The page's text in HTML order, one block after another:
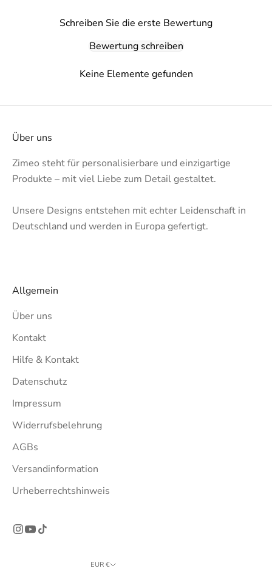
Schreiben Sie die erste Bewertung
Bewertung schreiben
Keine Elemente gefunden
Über uns
Zimeo steht für personalisierbare und einzigartige
Produkte – mit viel Liebe zum Detail gestaltet.
Unsere Designs entstehen mit echter Leidenschaft in
Deutschland und werden in Europa gefertigt.
Allgemein
Über uns
Kontakt
Hilfe & Kontakt
Datenschutz
Impressum
Widerrufsbelehrung
AGBs
Versandinformation
Urheberrechtshinweis
EUR €